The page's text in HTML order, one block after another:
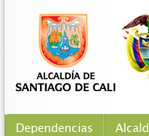
Dependencias